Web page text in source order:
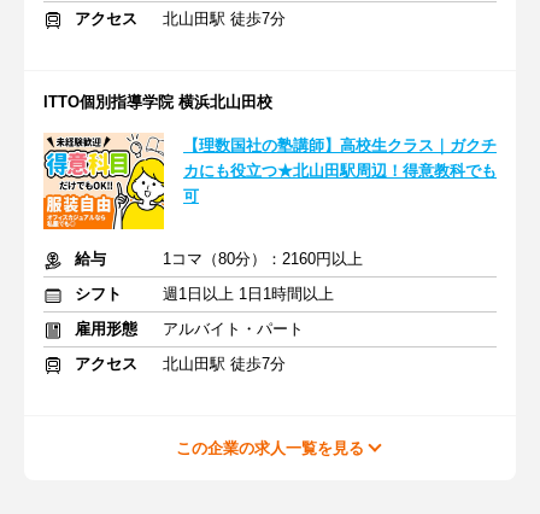
アクセス
北山田駅 徒歩7分
ITTO個別指導学院 横浜北山田校
【理数国社の塾講師】高校生クラス｜ガクチ
カにも役立つ★北山田駅周辺！得意教科でも
可
給与
1コマ（80分）：2160円以上
シフト
週1日以上 1日1時間以上
雇用形態
アルバイト・パート
アクセス
北山田駅 徒歩7分
この企業の求人一覧を見る